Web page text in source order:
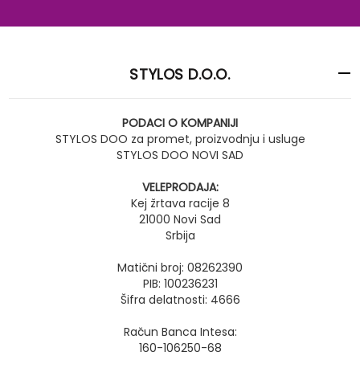
STYLOS D.O.O.
PODACI O KOMPANIJI
STYLOS DOO za promet, proizvodnju i usluge
STYLOS DOO NOVI SAD
VELEPRODAJA:
Kej žrtava racije 8
21000 Novi Sad
Srbija
Matični broj: 08262390
PIB: 100236231
Šifra delatnosti: 4666
Račun Banca Intesa:
160-106250-68